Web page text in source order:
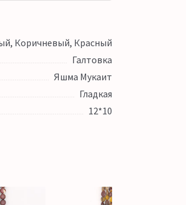
Коричневый, Красный
Галтовка
Яшма Мукаит
Гладкая
12*10